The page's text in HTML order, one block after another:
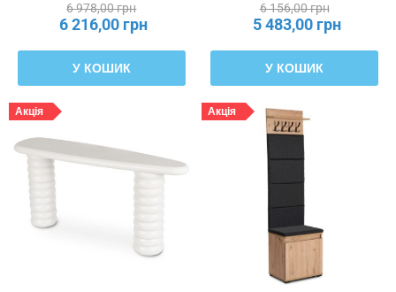
кільця
Товщина
нижнього
Товщина
фасаду
6 978,00 грн
6 216,00 грн
У КОШИК
6 156,00 грн
5 483,00 грн
У КОШИК
Акція Акція